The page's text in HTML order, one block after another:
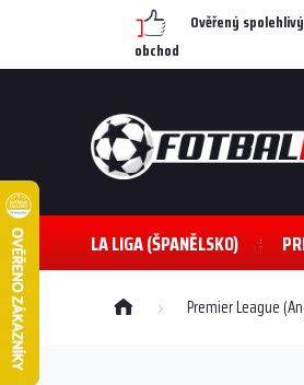
Ověřený spolehlivý
obchod
LA LIGA (ŠPANĚLSKO)
Domů Premier League